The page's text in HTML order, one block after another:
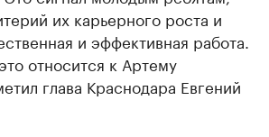
их карьерного роста и
и эффективная работа.
относится к Артему
глава Краснодара Евгений